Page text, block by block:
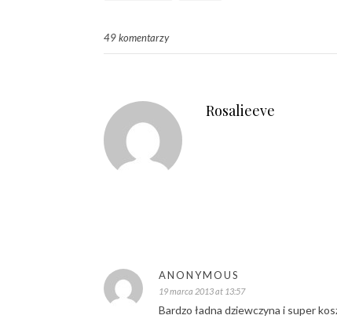
49 komentarzy
Rosalieeve
ANONYMOUS
19 marca 2013 at 13:57
Bardzo ładna dziewczyna i super